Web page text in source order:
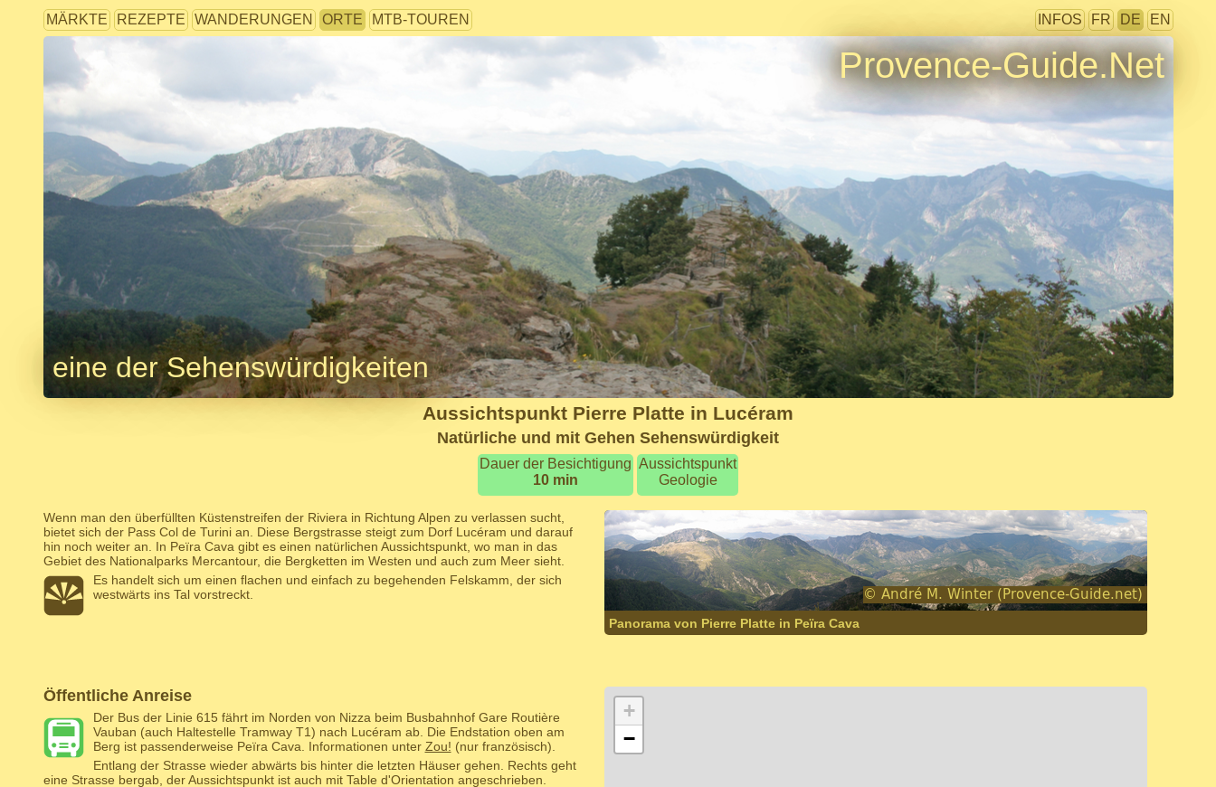
MÄRKTE REZEPTE WANDERUNGEN ORTE MTB-TOUREN INFOS FR DE EN
Provence-Guide.Net
eine der Sehenswürdigkeiten
Aussichtspunkt Pierre Platte in Lucéram
Natürliche und mit Gehen Sehenswürdigkeit
Dauer der Besichtigung
10 min
Aussichtspunkt
Geologie
Wenn man den überfüllten Küstenstreifen der Riviera in Richtung Alpen zu verlassen sucht,
bietet sich der Pass Col de Turini an. Diese Bergstrasse steigt zum Dorf Lucéram und darauf
hin noch weiter an. In Peïra Cava gibt es einen natürlichen Aussichtspunkt, wo man in das
Gebiet des Nationalparks Mercantour, die Bergketten im Westen und auch zum Meer sieht.
Es handelt sich um einen flachen und einfach zu begehenden Felskamm, der sich
westwärts ins Tal vorstreckt.
Panorama von Pierre Platte in Peïra Cava
Öffentliche Anreise
Der Bus der Linie 615 fährt im Norden von Nizza beim Busbahnhof Gare Routière
Vauban (auch Haltestelle Tramway T1) nach Lucéram ab. Die Endstation oben am
Berg ist passenderweise Peïra Cava. Informationen unter Zou! (nur französisch).
Entlang der Strasse wieder abwärts bis hinter die letzten Häuser gehen. Rechts geht
eine Strasse bergab, der Aussichtspunkt ist auch mit Table d'Orientation angeschrieben.
+
−